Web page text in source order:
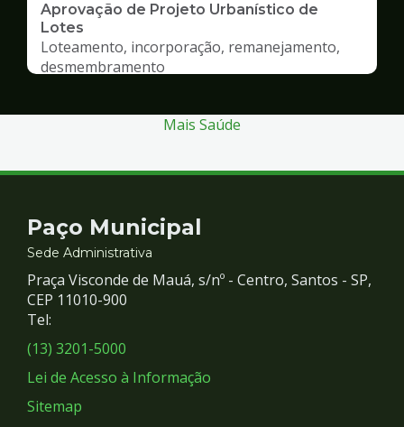
Aprovação de Projeto Urbanístico de
Lotes
Loteamento, incorporação, remanejamento,
desmembramento
Mais Saúde
Contato
e
Redes
Sociais
Paço Municipal
Sede Administrativa
Praça Visconde de Mauá, s/nº - Centro, Santos - SP,
CEP 11010-900
Tel:
(13) 3201-5000
Lei de Acesso à Informação
Sitemap